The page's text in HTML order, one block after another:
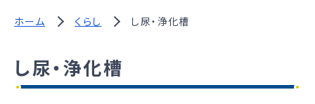
ホーム くらし し尿・浄化槽
し尿・浄化槽